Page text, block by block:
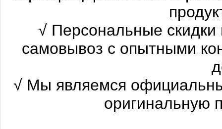
√ Персональные
самовывоз с опытными
√ Мы являемся
оригинальную